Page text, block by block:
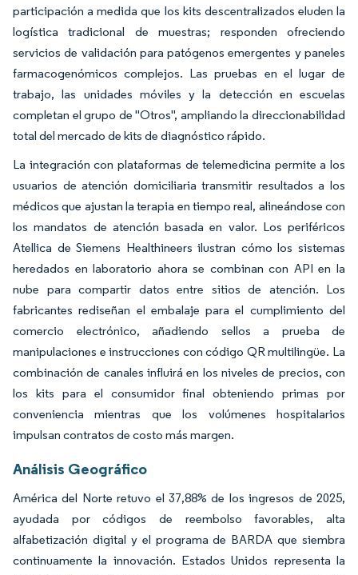
participación a medida que los kits descentralizados eluden la
logística tradicional de muestras; responden ofreciendo
servicios de validación para patógenos emergentes y paneles
farmacogenómicos complejos. Las pruebas en el lugar de
trabajo, las unidades móviles y la detección en escuelas
completan el grupo de "Otros", ampliando la direccionabilidad
total del mercado de kits de diagnóstico rápido.
La integración con plataformas de telemedicina permite a los
usuarios de atención domiciliaria transmitir resultados a los
médicos que ajustan la terapia en tiempo real, alineándose con
los mandatos de atención basada en valor. Los periféricos
Atellica de Siemens Healthineers ilustran cómo los sistemas
heredados en laboratorio ahora se combinan con API en la
nube para compartir datos entre sitios de atención. Los
fabricantes rediseñan el embalaje para el cumplimiento del
comercio electrónico, añadiendo sellos a prueba de
manipulaciones e instrucciones con código QR multilingüe. La
combinación de canales influirá en los niveles de precios, con
los kits para el consumidor final obteniendo primas por
conveniencia mientras que los volúmenes hospitalarios
impulsan contratos de costo más margen.
Análisis Geográfico
América del Norte retuvo el 37,88% de los ingresos de 2025,
ayudada por códigos de reembolso favorables, alta
alfabetización digital y el programa de BARDA que siembra
continuamente la innovación. Estados Unidos representa la